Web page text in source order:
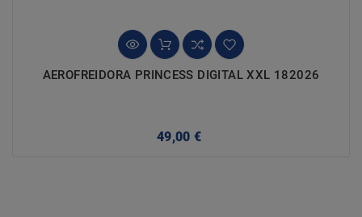
AEROFREIDORA PRINCESS DIGITAL XXL 182026
49,00 €